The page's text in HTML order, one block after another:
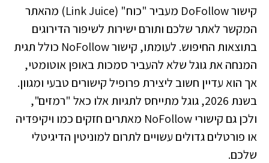
קישור DoFollow מעביר "כוח" (Link Juice) מהאתר
המקשר לאתר שלכם ותורם ישירות לשיפור הדירוגים
בתוצאות החיפוש. לעומתו, קישור NoFollow כולל תגית
המנחה את גוגל שלא להעביר סמכות באופן אוטומטי,
אך הוא עדיין חשוב ליצירת פרופיל קישורים טבעי ומגוון.
בשנת 2026, גוגל מתייחס לתגיות אלו כאל "רמזים",
ולכן גם קישורי NoFollow מאתרים חזקים כמו ויקיפדיה
או פורטלים גדולים עשויים לתרום למוניטין הדיגיטלי
שלכם.